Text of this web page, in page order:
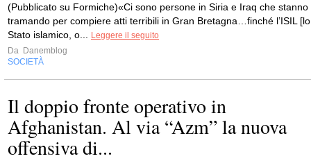
(Pubblicato su Formiche)«Ci sono persone in Siria e Iraq che stanno
tramando per compiere atti terribili in Gran Bretagna…finché l’ISIL [lo
Stato islamico, o...
Leggere il seguito
Da Danemblog
SOCIETÀ
Il doppio fronte operativo in
Afghanistan. Al via “Azm” la nuova
offensiva di...